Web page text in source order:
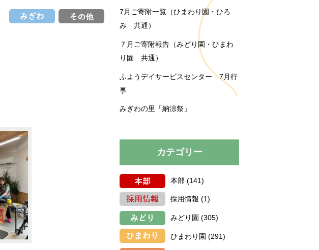
さくら保育園
プロジェクト
7月ご寄附一覧（ひまわり園・ひろ
み 共通）
７月ご寄附報告（みどり園・ひまわ
り園 共通）
ふようデイサービスセンター 7月行
事
みぎわの里「納涼祭」
カテゴリー
本部 (141)
採用情報 (1)
みどり園 (305)
ひまわり園 (291)